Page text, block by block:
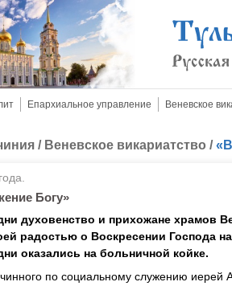
Епархиальное управление Веневское
/ Веневское викариатство /
Богу»
духовенство и прихожане храмов
радостью о Воскресении Господа
оказались на больничной койке.
по социальному служению иерей